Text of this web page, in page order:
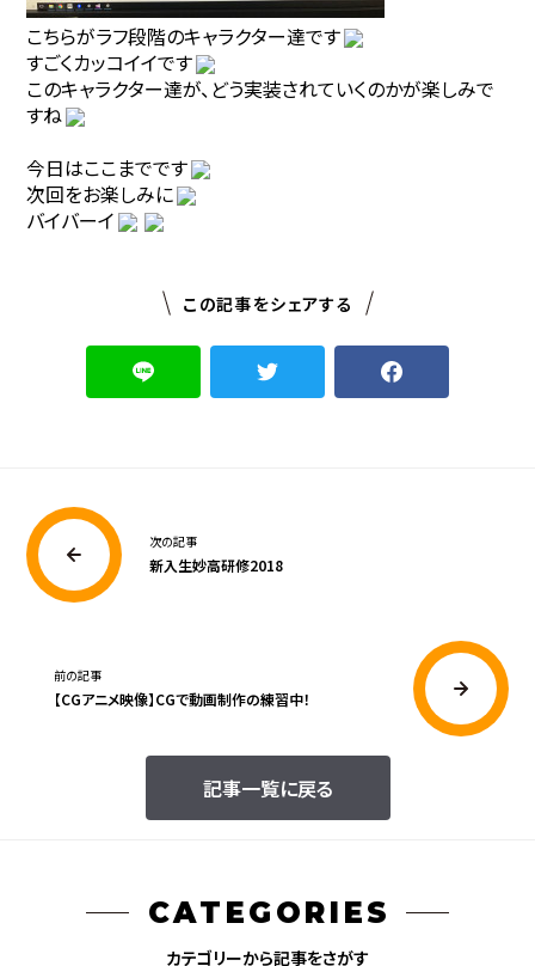
こちらがラフ段階のキャラクター達です
すごくカッコイイです
このキャラクター達が、どう実装されていくのかが楽しみで
すね
今日はここまでです
次回をお楽しみに
バイバーイ
この記事をシェアする
次の記事
新入生妙高研修2018
記事一覧に戻る
前の記事
【CGアニメ映像】CGで動画制作の練習中！
CATEGORIES
カテゴリーから記事をさがす